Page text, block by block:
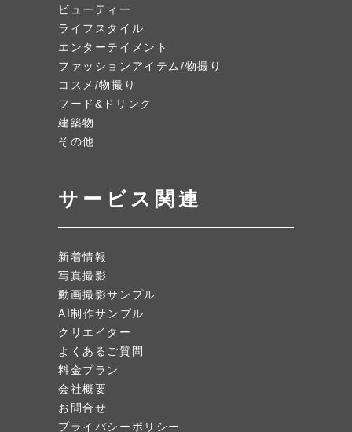
ビューティー
ライフスタイル
エンターテイメント
ファッションアイテム/物撮り
コスメ/物撮り
フード&ドリンク
建築物
その他
サービス関連
新着情報
写真撮影
動画撮影サンプル
AI制作サンプル
クリエイター
よくあるご質問
料金プラン
会社概要
お問合せ
プライバシーポリシー